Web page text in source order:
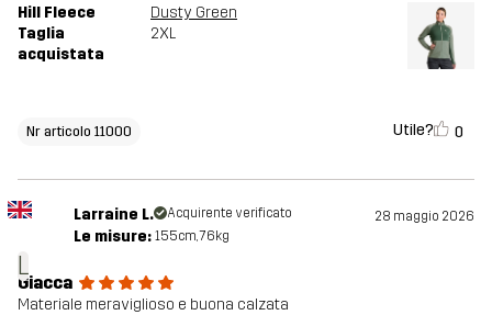
Hill Fleece
Dusty Green
Taglia
acquistata
2XL
Nr articolo 11000 Utile? 0
L
Larraine L. Acquirente verificato 28 maggio 2026
Le misure: 155cm, 76kg
Giacca
Materiale meraviglioso e buona calzata